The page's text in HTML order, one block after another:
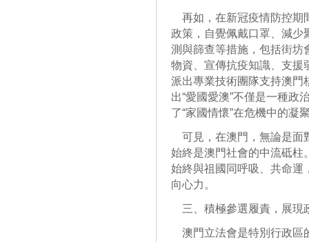
再如，在新冠疫情防控期
政策，自覺佩戴口罩、減少
測與篩查等措施，包括街坊
物資、宣傳抗疫知識、支援
派出專業技術團隊支持澳門
出“愛國愛澳”不僅是一種政
了“家國情懷”在危機中的凝
可見，在澳門，無論是面
始終是澳門社會的中流砥柱
始終與祖國同呼吸、共命運
向心力。
三、積極參選履責，展現
澳門立法會是特別行政區